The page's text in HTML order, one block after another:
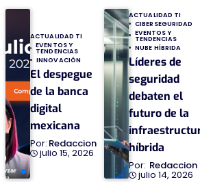
ACTUALIDAD TI
EVENTOS Y
TENDENCIAS
INNOVACIÓN
El despegue
de la banca
digital
mexicana
Redaccion
julio 15, 2026
ACTUALIDAD TI
CIBERSEGURIDAD
EVENTOS Y
TENDENCIAS
NUBE HÍBRIDA
Líderes de
seguridad
debaten el
futuro de la
híbrida
Redaccion
julio 14, 2026